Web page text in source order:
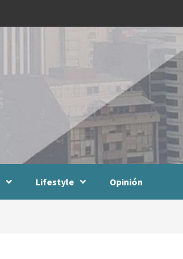
Lifestyle Opinión